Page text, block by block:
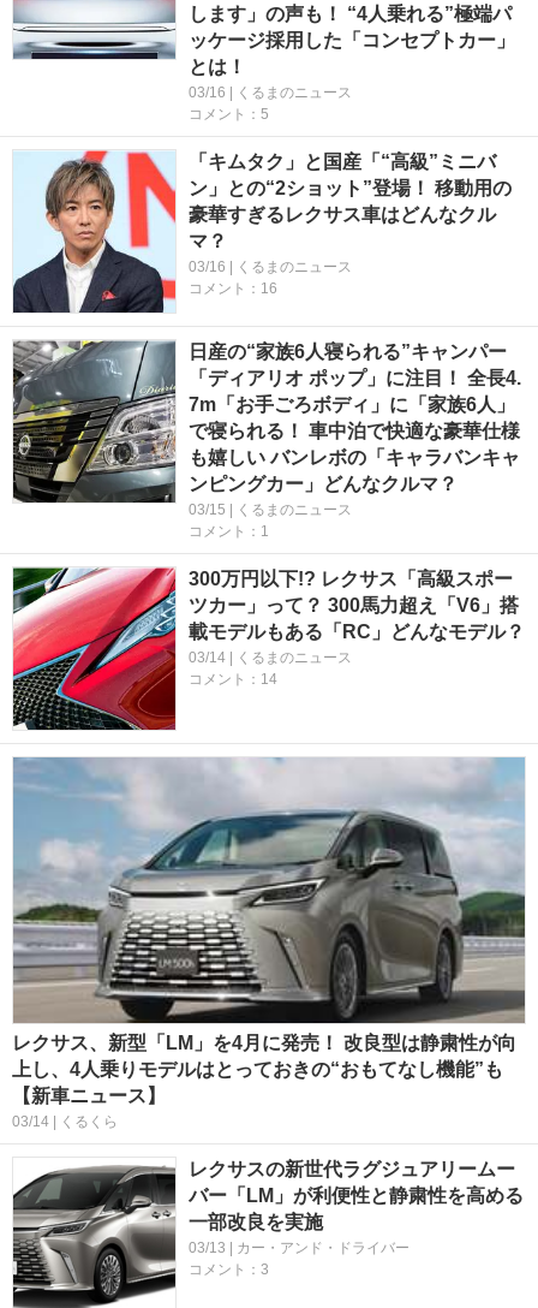
します」の声も！ “4人乗れる”極端パ
ッケージ採用した「コンセプトカー」
とは！
03/16 | くるまのニュース
コメント：5
「キムタク」と国産「“高級”ミニバ
ン」との“2ショット”登場！ 移動用の
豪華すぎるレクサス車はどんなクル
マ？
03/16 | くるまのニュース
コメント：16
日産の“家族6人寝られる”キャンパー
「ディアリオ ポップ」に注目！ 全長4.
7m「お手ごろボディ」に「家族6人」
で寝られる！ 車中泊で快適な豪華仕様
も嬉しい バンレボの「キャラバンキャ
ンピングカー」どんなクルマ？
03/15 | くるまのニュース
コメント：1
300万円以下!? レクサス「高級スポー
ツカー」って？ 300馬力超え「V6」搭
載モデルもある「RC」どんなモデル？
03/14 | くるまのニュース
コメント：14
レクサス、新型「LM」を4月に発売！ 改良型は静粛性が向
上し、4人乗りモデルはとっておきの“おもてなし機能”も
【新車ニュース】
03/14 | くるくら
レクサスの新世代ラグジュアリームー
バー「LM」が利便性と静粛性を高める
一部改良を実施
03/13 | カー・アンド・ドライバー
コメント：3